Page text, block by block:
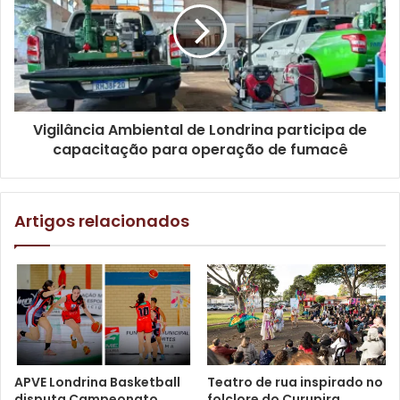
Imagem ilustrativa. Foto: Ana Beatriz Pacheco
Texto: Assessoria de Comunicação / Nelson Bortolin
Gostei
paradesporto
Vigilância Ambiental de Londrina participa de
capacitação para operação de fumacê
Artigos relacionados
APVE Londrina Basketball
Teatro de rua inspirado no